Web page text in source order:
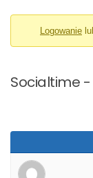
Logowanie
Socialtime -